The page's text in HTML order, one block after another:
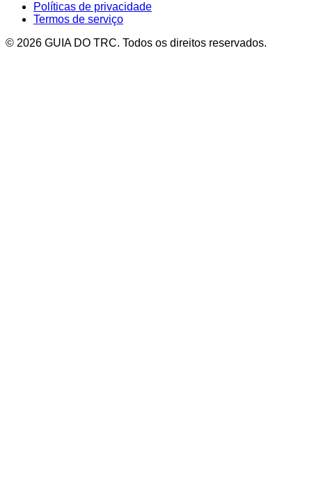
Políticas de privacidade
Termos de serviço
© 2026 GUIA DO TRC. Todos os direitos reservados.